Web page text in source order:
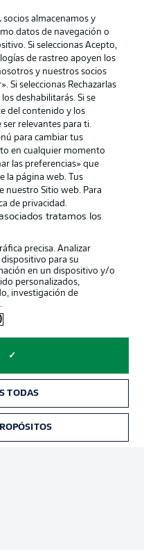
to be
APP
Aviso legal
Declaracion de privacidad
socios almacenamos y
datos de navegación o
Si seleccionas Acepto,
de rastreo apoyen los
y nuestros socios
Si seleccionas Rechazarlas
deshabilitarás. Si se
del contenido y los
relevantes para ti.
para cambiar tus
en cualquier momento
las preferencias» que
la página web. Tus
nuestro Sitio web. Para
de privacidad.
tratamos los
precisa. Analizar
para su
en un dispositivo y/o
personalizados,
investigación de
TODAS